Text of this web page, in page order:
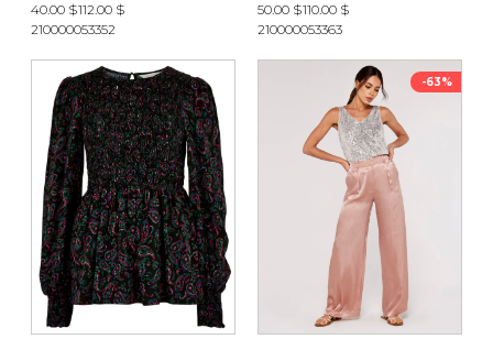
40.00 $112.00 $
210000053352
50.00 $110.00 $
210000053363
-63%